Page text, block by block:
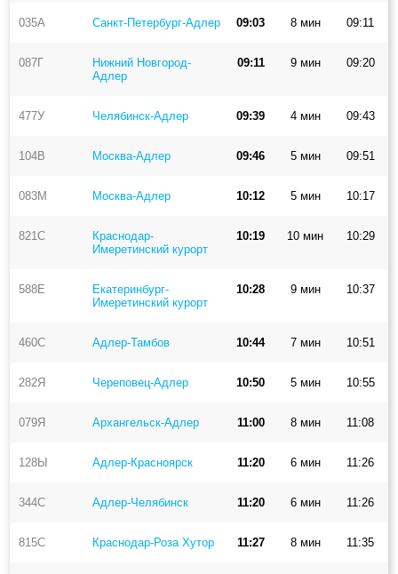
035А Санкт-Петербург-Адлер 09:03 8 мин 09:11
087Г
Нижний Новгород-
Адлер
09:11 9 мин 09:20
477У Челябинск-Адлер 09:39 4 мин 09:43
104В Москва-Адлер 09:46 5 мин 09:51
083М Москва-Адлер 10:12 5 мин 10:17
821С
Краснодар-
Имеретинский курорт
10:19 10 мин 10:29
588Е
Екатеринбург-
Имеретинский курорт
10:28 9 мин 10:37
460С Адлер-Тамбов 10:44 7 мин 10:51
282Я Череповец-Адлер 10:50 5 мин 10:55
079Я Архангельск-Адлер 11:00 8 мин 11:08
128Ы Адлер-Красноярск 11:20 6 мин 11:26
344С Адлер-Челябинск 11:20 6 мин 11:26
815С Краснодар-Роза Хутор 11:27 8 мин 11:35